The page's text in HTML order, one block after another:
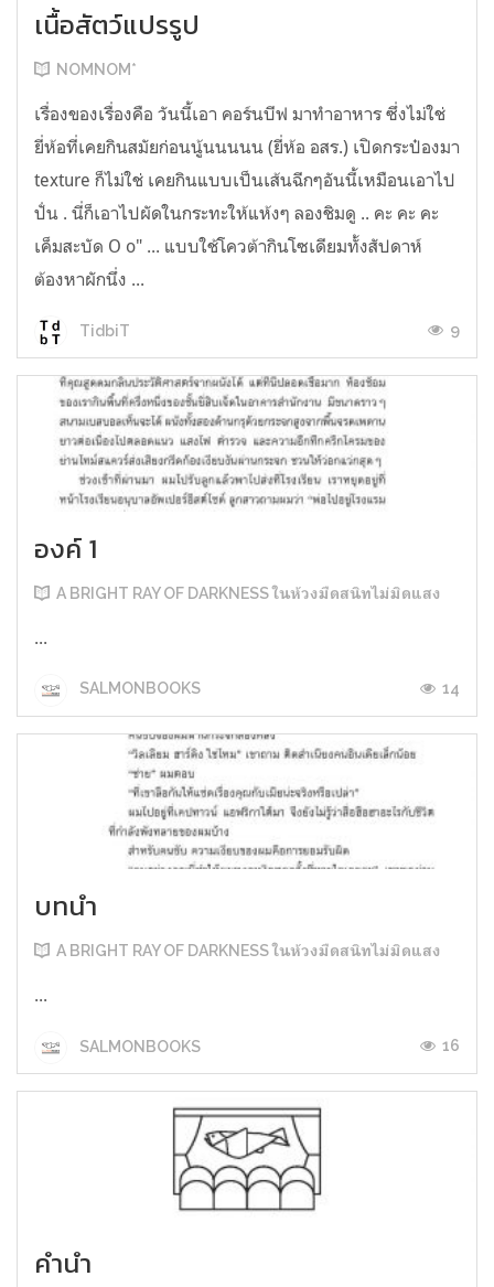
เนื้อสัตว์แปรรูป
NOMNOM*
เรื่องของเรื่องคือ วันนี้เอา คอร์นบีฟ มาทำอาหาร ซึ่งไม่ใช่
ยี่ห้อที่เคยกินสมัยก่อนนู้นนนนน (ยี่ห้อ อสร.) เปิดกระป๋องมา
texture ก็ไม่ใช่ เคยกินแบบเป็นเส้นฉีกๆอันนี้เหมือนเอาไป
ปั่น . นี่ก็เอาไปผัดในกระทะให้แห้งๆ ลองชิมดู .. คะ คะ คะ
เค็มสะบัด O o" ... แบบใช้โควต้ากินโซเดียมทั้งสัปดาห์
ต้องหาผักนึ่ง ...
TidbiT 9
องค์ 1
A BRIGHT RAY OF DARKNESS ในห้วงมืดสนิทไม่มิดแสง
...
SALMONBOOKS 14
บทนำ
A BRIGHT RAY OF DARKNESS ในห้วงมืดสนิทไม่มิดแสง
...
SALMONBOOKS 16
คำนำ